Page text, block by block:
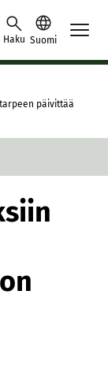
Haku Suomi
päivittää